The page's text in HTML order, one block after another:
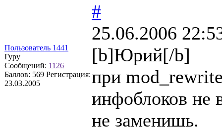
Пользователь 1441
Гуру
Сообщений: 1126
Баллов: 569 Регистрация:
23.03.2005
#
25.06.2006
[b]Юрий[/b]
при
инфоблоков не
не заменишь.